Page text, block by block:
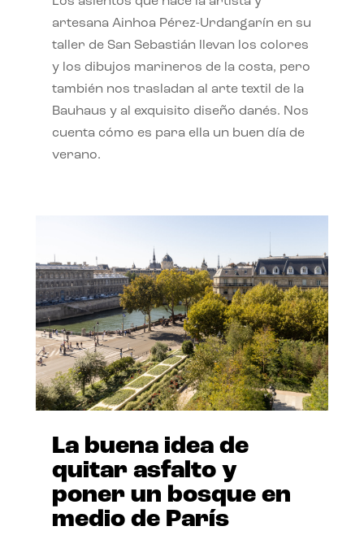
artesana Ainhoa Pérez-Urdangarín en su
taller de San Sebastián llevan los colores
y los dibujos marineros de la costa, pero
también nos trasladan al arte textil de la
Bauhaus y al exquisito diseño danés. Nos
cuenta cómo es para ella un buen día de
verano.
La buena idea de
quitar asfalto y
poner un bosque en
medio de París